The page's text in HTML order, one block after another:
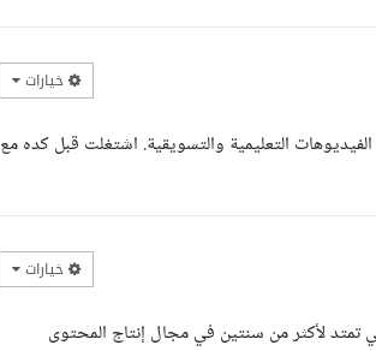
خيارات
2020، وعندي خبرة حلوة في شغل الفيديوهات التعليمية والتسويقية. اشتغلت قبل كده مع
خيارات
تمتد لأكثر من سنتين في مجال إنتاج المحتوى